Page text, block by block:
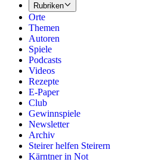
Rubriken
Orte
Themen
Autoren
Spiele
Podcasts
Videos
Rezepte
E-Paper
Club
Gewinnspiele
Newsletter
Archiv
Steirer helfen Steirern
Kärntner in Not